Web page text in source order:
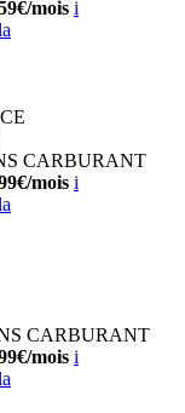
mois i
CARBURANT
mois i
CARBURANT
mois i